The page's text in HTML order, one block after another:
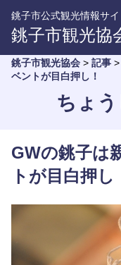
銚子市公式観光情報サイ
銚子市観光協
銚子市観光協会 > 記事 >
ベントが目白押し！
ちょ
GWの銚子は
トが目白押し